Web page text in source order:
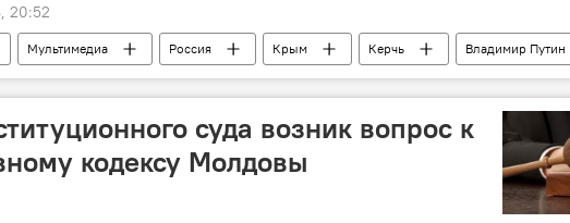
20:52
Мультимедиа Россия Крым Керчь
Владимир Путин
суда возник вопрос к
кодексу Молдовы